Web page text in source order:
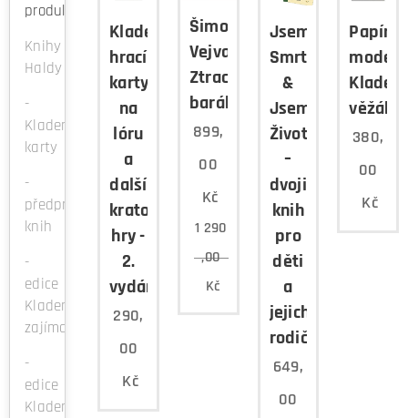
produkty
Knihy
Haldy
-
Kladenské
karty
-
předprodej
knih
-
edice
Kladenské
zajímavosti
-
edice
Kladenské
Kladenské
hrací
karty
na
lóru
a
další
kratochvilné
hry -
2.
vydání
290,
00
Kč
Šimon
Vejvančický:
Ztracený
baráky
899,
00
Kč
1 290
,00
Kč
Jsem
Smrt
&
Jsem
Život
–
dvojice
knih
pro
děti
a
jejich
rodiče
649,
00
model
věžák
380,
00
Kč